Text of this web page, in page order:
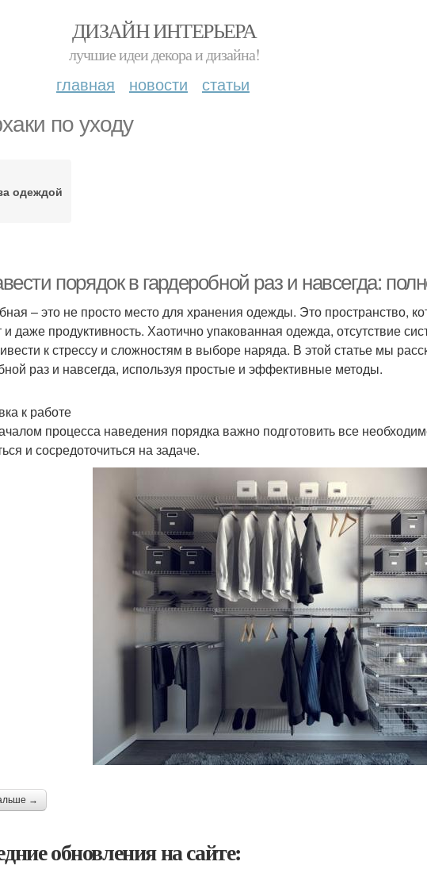
ДИЗАЙН ИНТЕРЬЕРА
лучшие идеи декора и дизайна!
главная новости статьи
по уходу
одеждой
порядок в гардеробной раз и навсегда:
– это не просто место для хранения одежды. Это пространство,
даже продуктивность. Хаотично упакованная одежда, отсутствие
к стрессу и сложностям в выборе наряда. В этой статье мы
раз и навсегда, используя простые и эффективные методы.
к работе
процесса наведения порядка важно подготовить все
и сосредоточиться на задаче.
→
обновления на сайте: